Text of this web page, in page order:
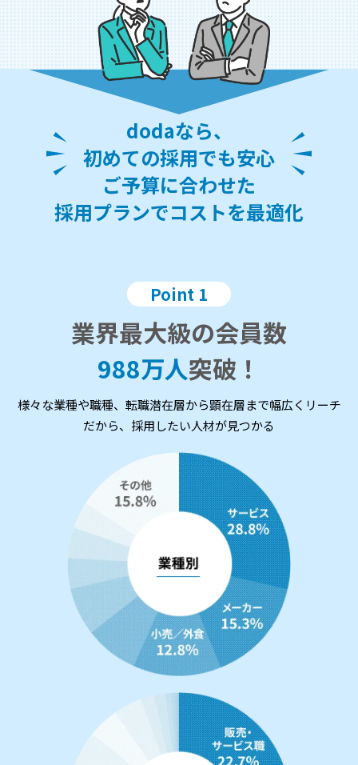
dodaなら、
初めての採用でも安心
ご予算に合わせた
採用プランでコストを最適化
Point 1
業界最大級の会員数
988万人突破！
様々な業種や職種、転職潜在層から顕在層まで幅広くリーチ
だから、採用したい人材が見つかる